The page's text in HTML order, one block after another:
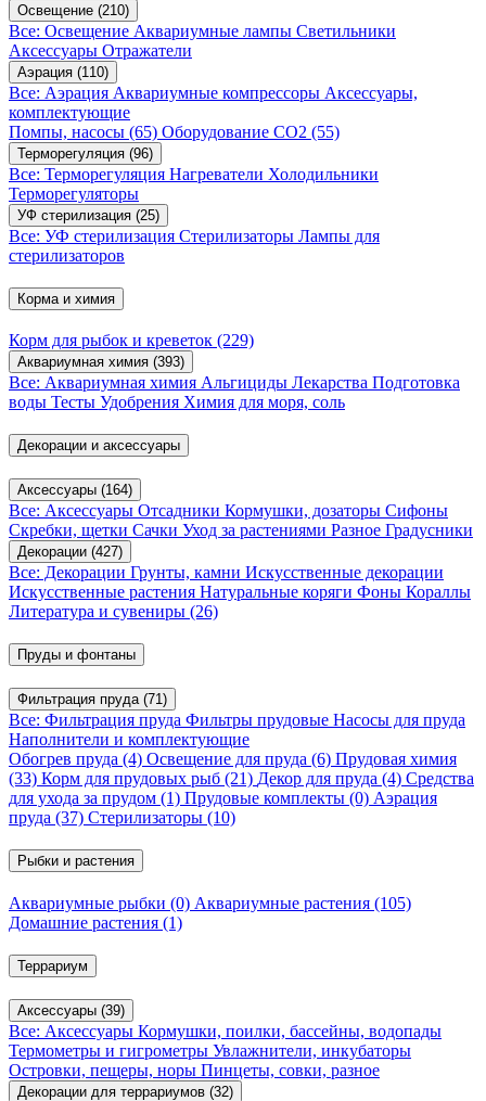
Освещение (210)
Все: Освещение Аквариумные лампы Светильники
Аксессуары Отражатели
Аэрация (110)
Все: Аэрация Аквариумные компрессоры Аксессуары,
комплектующие
Помпы, насосы (65) Оборудование CO2 (55)
Терморегуляция (96)
Все: Терморегуляция Нагреватели Холодильники
Терморегуляторы
УФ стерилизация (25)
Все: УФ стерилизация Стерилизаторы Лампы для
стерилизаторов
Корма и химия
Корм для рыбок и креветок (229)
Аквариумная химия (393)
Все: Аквариумная химия Альгициды Лекарства Подготовка
воды Тесты Удобрения Химия для моря, соль
Декорации и аксессуары
Аксессуары (164)
Все: Аксессуары Отсадники Кормушки, дозаторы Сифоны
Скребки, щетки Сачки Уход за растениями Разное Градусники
Декорации (427)
Все: Декорации Грунты, камни Искусственные декорации
Искусственные растения Натуральные коряги Фоны Кораллы
Литература и сувениры (26)
Пруды и фонтаны
Фильтрация пруда (71)
Все: Фильтрация пруда Фильтры прудовые Насосы для пруда
Наполнители и комплектующие
Обогрев пруда (4) Освещение для пруда (6) Прудовая химия
(33) Корм для прудовых рыб (21) Декор для пруда (4) Средства
для ухода за прудом (1) Прудовые комплекты (0) Аэрация
пруда (37) Стерилизаторы (10)
Рыбки и растения
Аквариумные рыбки (0) Аквариумные растения (105)
Домашние растения (1)
Террариум
Аксессуары (39)
Все: Аксессуары Кормушки, поилки, бассейны, водопады
Термометры и гигрометры Увлажнители, инкубаторы
Островки, пещеры, норы Пинцеты, совки, разное
Декорации для террариумов (32)